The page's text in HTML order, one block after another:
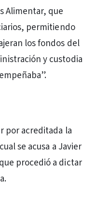
Alimentar, que
permitiendo
los fondos del
y custodia
por acreditada la
se acusa a Javier
procedió a dictar